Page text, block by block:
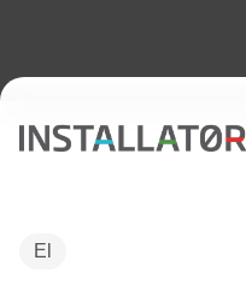
El